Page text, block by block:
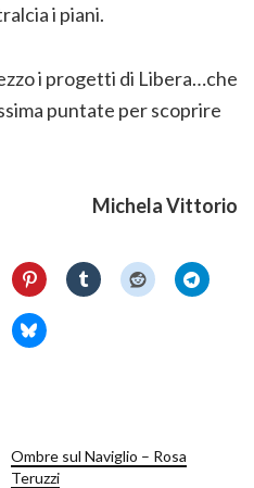
i piani.
i progetti di Libera…che
puntate per scoprire
Michela Vittorio
Ombre sul Naviglio – Rosa
Teruzzi